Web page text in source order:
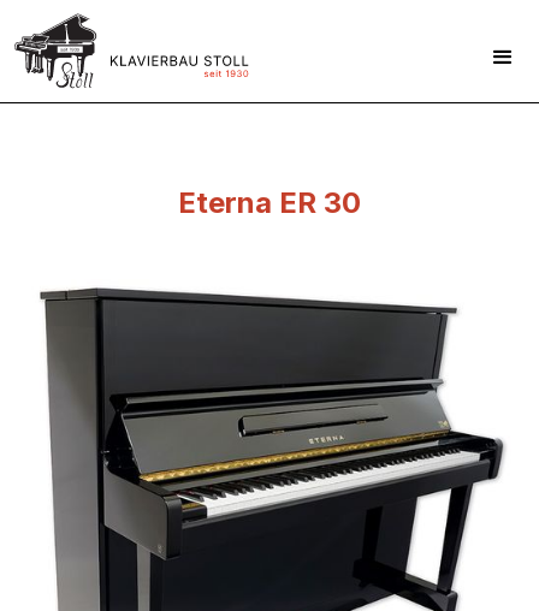
Eterna ER 30